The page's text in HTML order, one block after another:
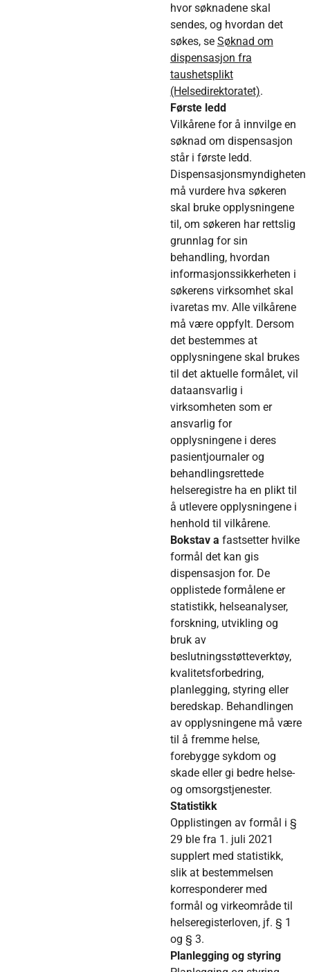
hvor søknadene skal
sendes, og hvordan det
søkes, se Søknad om
dispensasjon fra
taushetsplikt
(Helsedirektoratet).
Første ledd
Vilkårene for å innvilge en
søknad om dispensasjon
står i første ledd.
Dispensasjonsmyndigheten
må vurdere hva søkeren
skal bruke opplysningene
til, om søkeren har rettslig
grunnlag for sin
behandling, hvordan
informasjonssikkerheten i
søkerens virksomhet skal
ivaretas mv. Alle vilkårene
må være oppfylt. Dersom
det bestemmes at
opplysningene skal brukes
til det aktuelle formålet, vil
dataansvarlig i
virksomheten som er
ansvarlig for
opplysningene i deres
pasientjournaler og
behandlingsrettede
helseregistre ha en plikt til
å utlevere opplysningene i
henhold til vilkårene.
Bokstav a fastsetter hvilke
formål det kan gis
dispensasjon for. De
opplistede formålene er
statistikk, helseanalyser,
forskning, utvikling og
bruk av
beslutningsstøtteverktøy,
kvalitetsforbedring,
planlegging, styring eller
beredskap. Behandlingen
av opplysningene må være
til å fremme helse,
forebygge sykdom og
skade eller gi bedre helse-
og omsorgstjenester.
Statistikk
Opplistingen av formål i §
29 ble fra 1. juli 2021
supplert med statistikk,
slik at bestemmelsen
korresponderer med
formål og virkeområde til
helseregisterloven, jf. § 1
og § 3.
Planlegging og styring